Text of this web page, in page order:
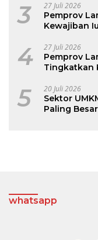
3 27 Juli 2026
Pemprov
Kewajiban
4 27 Juli 2026
Pemprov
Tingkatkan
5 20 Juli 2026
Sektor
Paling Besar
whatsapp